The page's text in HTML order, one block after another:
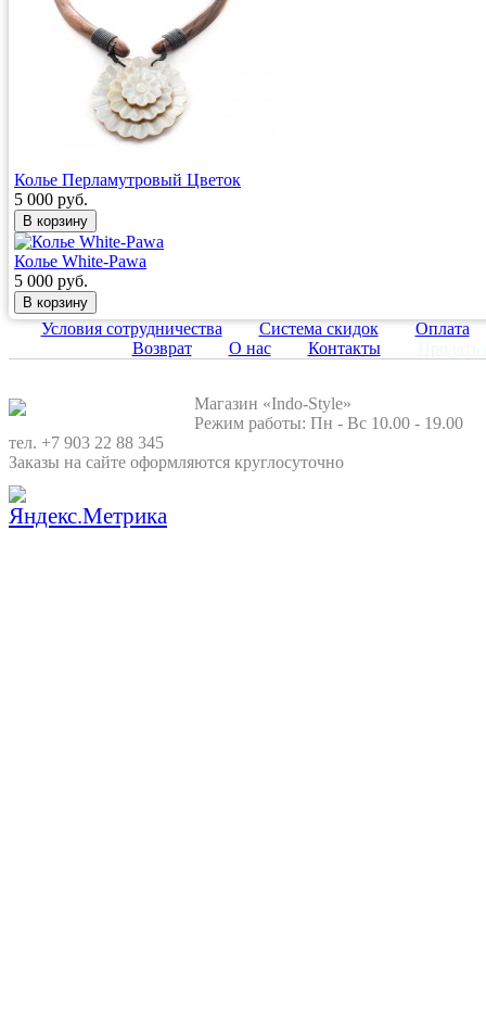
Колье Перламутровый Цветок
5 000 руб.
Колье White-Pawa
5 000 руб.
Условия сотрудничества Система скидок
Оплата
Возврат
О нас Контакты
Магазин «Indo-Style»
Режим работы: Пн - Вс 10.00 - 19.00
тел. +7 903 22 88 345
Заказы на сайте оформляются круглосуточно